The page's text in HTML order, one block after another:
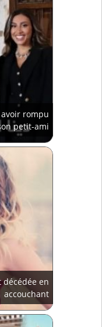
rompu
petit-ami
décédée en
accouchant